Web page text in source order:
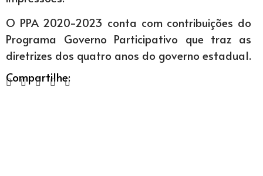
O PPA 2020-2023 conta com contribuições do
Programa Governo Participativo que traz as
diretrizes dos quatro anos do governo estadual.
Compartilhe: